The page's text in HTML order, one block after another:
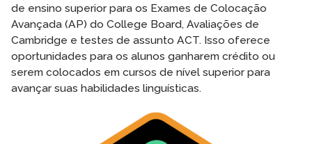
de ensino superior para os Exames de Colocação
Avançada (AP) do College Board, Avaliações de
Cambridge e testes de assunto ACT. Isso oferece
oportunidades para os alunos ganharem crédito ou
serem colocados em cursos de nível superior para
avançar suas habilidades linguísticas.